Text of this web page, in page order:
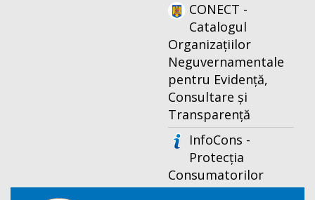
CONECT -
Catalogul
Organizațiilor
Neguvernamentale
pentru Evidență,
Consultare și
Transparență
InfoCons -
Protecția
Consumatorilor